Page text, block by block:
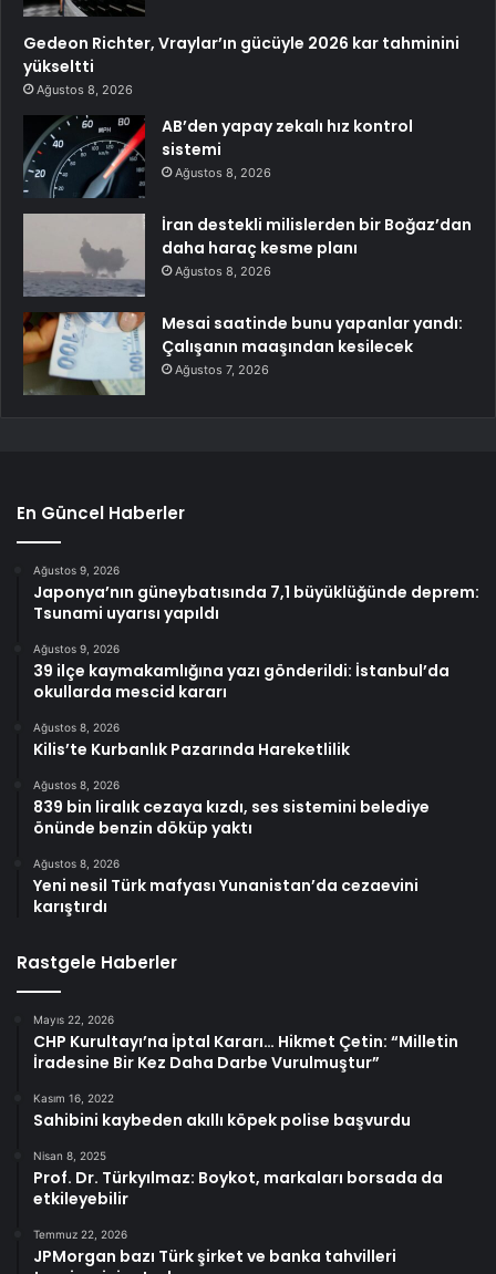
Gedeon Richter, Vraylar’ın gücüyle 2026 kar tahminini
yükseltti
Ağustos 8, 2026
AB’den yapay zekalı hız kontrol
sistemi
Ağustos 8, 2026
İran destekli milislerden bir Boğaz’dan
daha haraç kesme planı
Ağustos 8, 2026
Mesai saatinde bunu yapanlar yandı:
Çalışanın maaşından kesilecek
Ağustos 7, 2026
En Güncel Haberler
Ağustos 9, 2026
Japonya’nın güneybatısında 7,1 büyüklüğünde deprem:
Tsunami uyarısı yapıldı
Ağustos 9, 2026
39 ilçe kaymakamlığına yazı gönderildi: İstanbul’da
okullarda mescid kararı
Ağustos 8, 2026
Kilis’te Kurbanlık Pazarında Hareketlilik
Ağustos 8, 2026
839 bin liralık cezaya kızdı, ses sistemini belediye
önünde benzin döküp yaktı
Ağustos 8, 2026
Yeni nesil Türk mafyası Yunanistan’da cezaevini
karıştırdı
Rastgele Haberler
Mayıs 22, 2026
CHP Kurultayı’na İptal Kararı… Hikmet Çetin: “Milletin
İradesine Bir Kez Daha Darbe Vurulmuştur”
Kasım 16, 2022
Sahibini kaybeden akıllı köpek polise başvurdu
Nisan 8, 2025
Prof. Dr. Türkyılmaz: Boykot, markaları borsada da
etkileyebilir
Temmuz 22, 2026
JPMorgan bazı Türk şirket ve banka tahvilleri